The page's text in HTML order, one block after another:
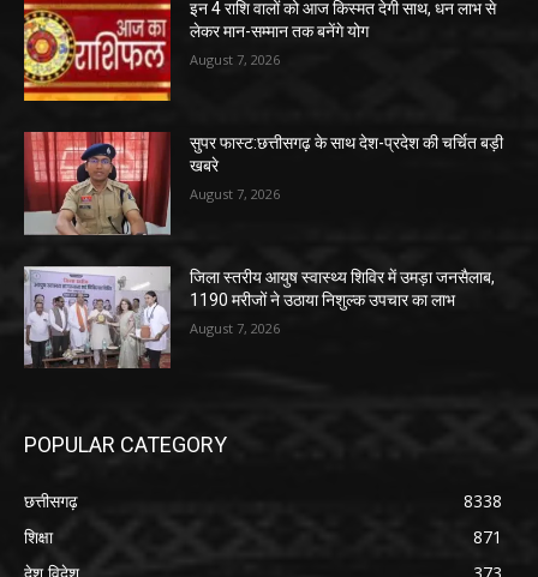
इन 4 राशि वालों को आज किस्मत देगी साथ, धन लाभ से
लेकर मान-सम्मान तक बनेंगे योग
August 7, 2026
सुपर फास्ट:छत्तीसगढ़ के साथ देश-प्रदेश की चर्चित बड़ी
खबरे
August 7, 2026
जिला स्तरीय आयुष स्वास्थ्य शिविर में उमड़ा जनसैलाब,
1190 मरीजों ने उठाया निशुल्क उपचार का लाभ
August 7, 2026
POPULAR CATEGORY
छत्तीसगढ़
8338
शिक्षा
871